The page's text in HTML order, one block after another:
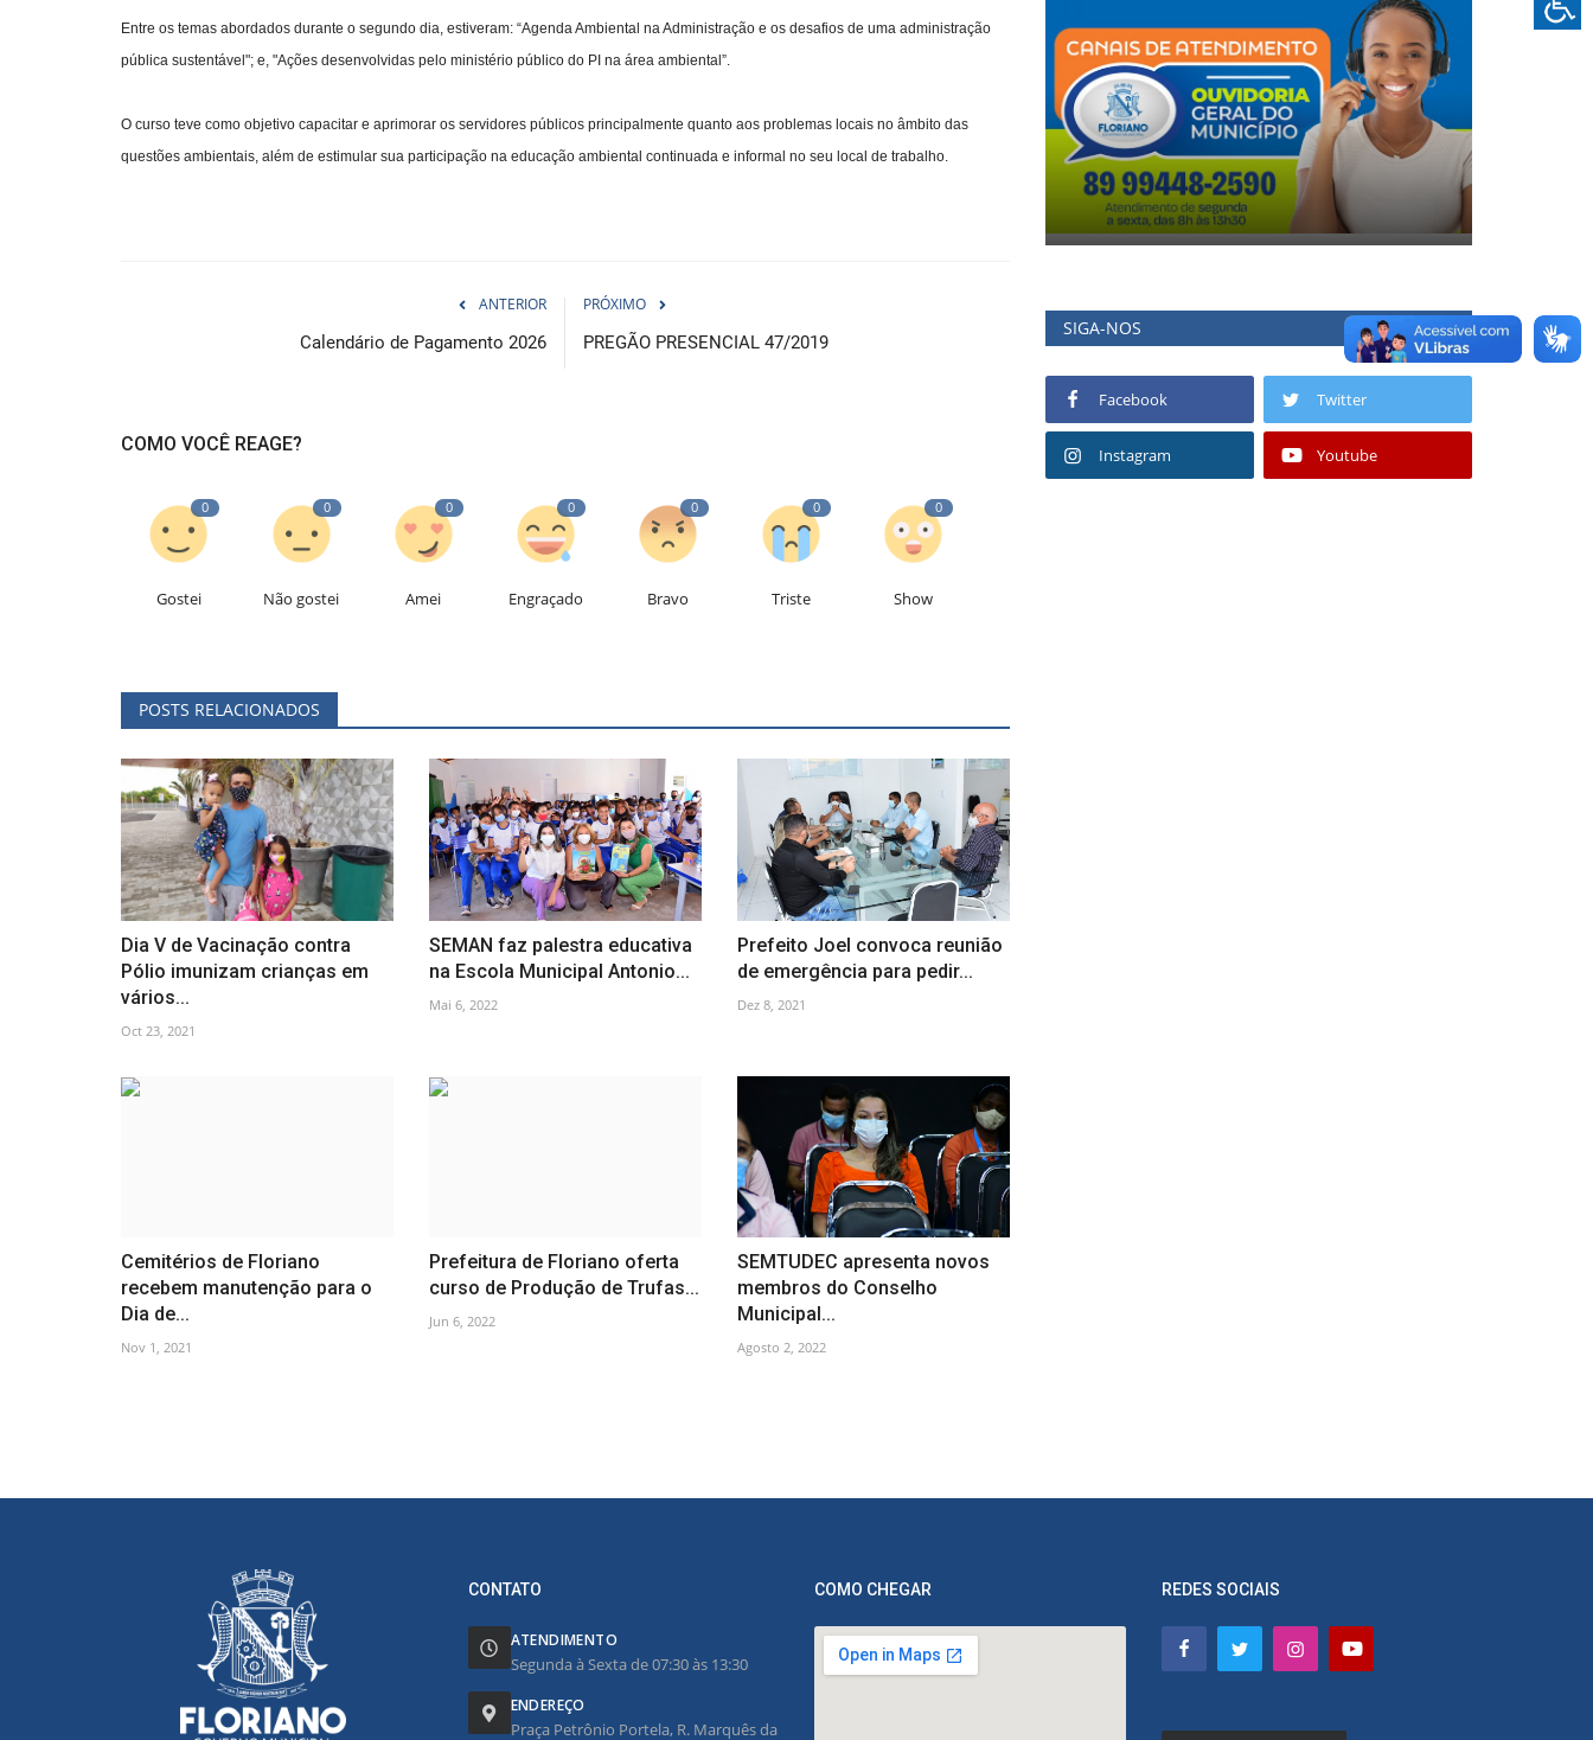
Entre os temas abordados durante o segundo dia, estiveram: “Agenda Ambiental na Administração e os desafios de uma administração
pública sustentável"; e, "Ações desenvolvidas pelo ministério público do PI na área ambiental”.
O curso teve como objetivo capacitar e aprimorar os servidores públicos principalmente quanto aos problemas locais no âmbito das
questões ambientais, além de estimular sua participação na educação ambiental continuada e informal no seu local de trabalho.
ANTERIOR
Calendário de Pagamento 2026
PRÓXIMO
PREGÃO PRESENCIAL 47/2019
COMO VOCÊ REAGE?
0
Gostei
0
Não gostei
0
Amei
0
Engraçado
0
Bravo
0
Triste
0
Show
POSTS RELACIONADOS
Dia V de Vacinação contra
Pólio imunizam crianças em
vários...
Oct 23, 2021
SEMAN faz palestra educativa
na Escola Municipal Antonio...
Mai 6, 2022
Prefeito Joel convoca reunião
de emergência para pedir...
Dez 8, 2021
Cemitérios de Floriano
recebem manutenção para o
Dia de...
Nov 1, 2021
Prefeitura de Floriano oferta
curso de Produção de Trufas...
Jun 6, 2022
SEMTUDEC apresenta novos
membros do Conselho
Municipal...
Agosto 2, 2022
SIGA-NOS
Facebook Twitter
Instagram Youtube
CONTATO
ATENDIMENTO
Segunda à Sexta de 07:30 às 13:30
ENDEREÇO
Praça Petrônio Portela, R. Marquês da
COMO CHEGAR REDES SOCIAIS